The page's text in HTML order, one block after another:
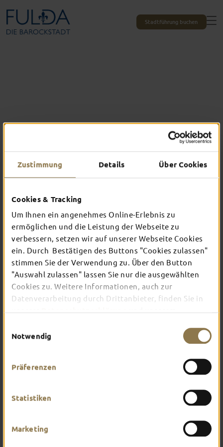
Zustimmung Details Über Cookies
Cookies & Tracking
Um Ihnen ein angenehmes Online-Erlebnis zu
ermöglichen und die Leistung der Webseite zu
verbessern, setzen wir auf unserer Webseite Cookies
ein. Durch Bestätigen des Buttons "Cookies zulassen"
stimmen Sie der Verwendung zu. Über den Button
"Auswahl zulassen" lassen Sie nur die ausgewählten
Cookies zu. Weitere Informationen, auch zur
Datenverarbeitung durch Drittanbieter, finden Sie in
Notwendig
Präferenzen
Statistiken
Marketing
Stadtführung buchen
TOP-EVENTS
In Fulda ist irgendwo immer etwas los: Ob
Konzert, Musical, Erlebnis-Stadtführung oder
Theater – entdecke hier aktuelle Veranstaltungen
und Highlights in und um Fulda.